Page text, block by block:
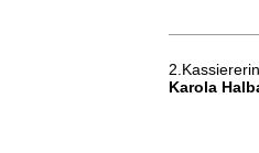
2.Kassiererin
Karola